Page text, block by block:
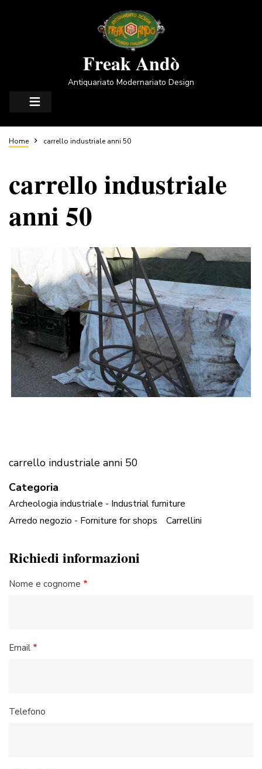
Freak Andò
Antiquariato Modernariato Design
Briciole
di
pane
Home carrello industriale anni 50
carrello industriale
anni 50
carrello industriale anni 50
Categoria
Archeologia industriale - Industrial furniture
Arredo negozio - Forniture for shops
Carrellini
Richiedi informazioni
Nome e cognome
Email
Telefono